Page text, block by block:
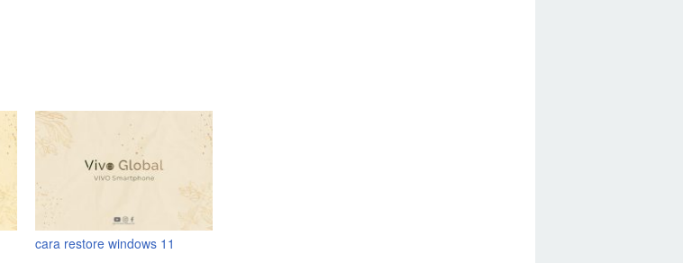
cara restore windows 11